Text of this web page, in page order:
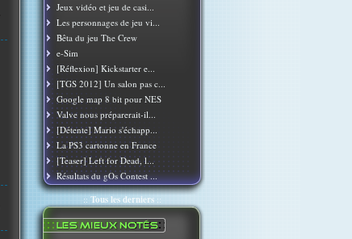
Jeux vidéo et jeu de casi...
Les personnages de jeu vi...
Bêta du jeu The Crew
e-Sim
[Réflexion] Kickstarter e...
[TGS 2012] Un salon pas c...
Google map 8 bit pour NES
Valve nous préparerait-il...
[Détente] Mario s'échapp...
La PS3 cartonne en France
[Teaser] Left for Dead, l...
Résultats du gOs Contest ...
:: Tous les derniers::